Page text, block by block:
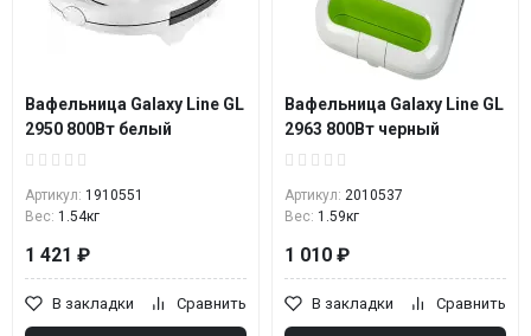
Вафельница Galaxy Line GL
2950 800Вт белый
Артикул: 1910551
Вес: 1.54кг
1 421 ₽
В закладки Сравнить
Вафельница Galaxy Line GL
2963 800Вт черный
Артикул: 2010537
Вес: 1.59кг
1 010 ₽
В закладки Сравнить